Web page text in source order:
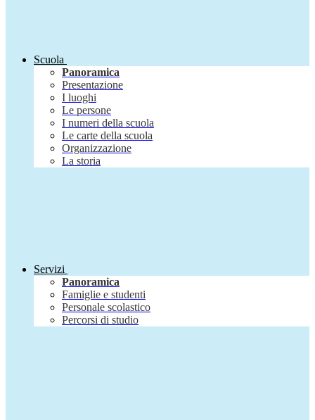
Scuola
Panoramica
Presentazione
I luoghi
Le persone
I numeri della scuola
Le carte della scuola
Organizzazione
La storia
Servizi
Panoramica
Famiglie e studenti
Personale scolastico
Percorsi di studio